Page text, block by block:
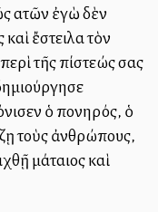
αὐτῶν ἐγὼ δὲν
ἔστειλα τὸν
τῆς πίστεώς σας
ὁ πονηρός, ὁ
τοὺς ἀνθρώπους,
μάταιος καὶ